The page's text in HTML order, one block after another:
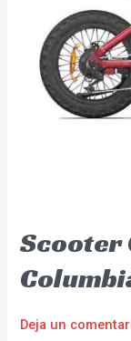
Scooter
Deja un